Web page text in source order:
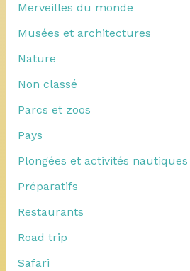
Merveilles du monde
Musées et architectures
Nature
Non classé
Parcs et zoos
Pays
Plongées et activités nautiques
Préparatifs
Restaurants
Road trip
Safari